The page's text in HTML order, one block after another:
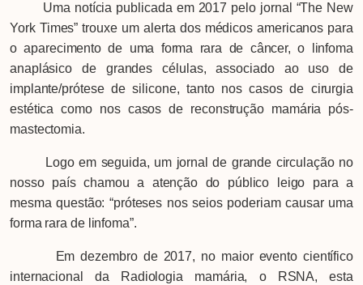
Uma notícia publicada em 2017 pelo jornal “The New
York Times” trouxe um alerta dos médicos americanos para
o aparecimento de uma forma rara de câncer, o linfoma
anaplásico de grandes células, associado ao uso de
implante/prótese de silicone, tanto nos casos de cirurgia
estética como nos casos de reconstrução mamária pós-
mastectomia.
Logo em seguida, um jornal de grande circulação no
nosso país chamou a atenção do público leigo para a
mesma questão: “próteses nos seios poderiam causar uma
forma rara de linfoma”.
Em dezembro de 2017, no maior evento científico
internacional da Radiologia mamária, o RSNA, esta